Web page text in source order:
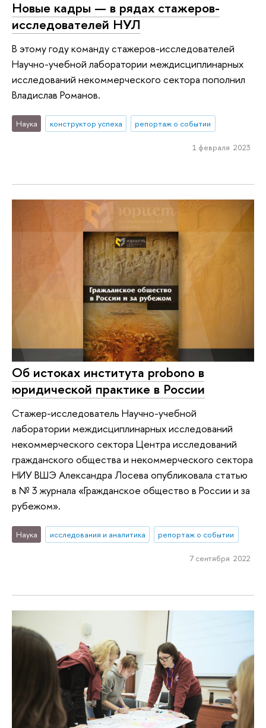
Новые кадры — в рядах стажеров-
исследователей НУЛ
В этому году команду стажеров-исследователей
Научно-учебной лаборатории междисциплинарных
исследований некоммерческого сектора пополнил
Владислав Романов.
Наука конструктор успеха репортаж о событии
1 февраля 2023
Об истоках института probono в
юридической практике в России
Стажер-исследователь Научно-учебной
лаборатории междисциплинарных исследований
некоммерческого сектора Центра исследований
гражданского общества и некоммерческого сектора
НИУ ВШЭ Александра Лосева опубликовала статью
в № 3 журнала «Гражданское общество в России и за
рубежом».
Наука исследования и аналитика репортаж о событии
7 сентября 2022